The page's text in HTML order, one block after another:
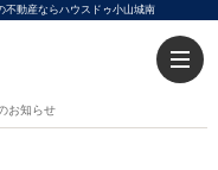
不動産ならハウスドゥ小山城南
お知らせ